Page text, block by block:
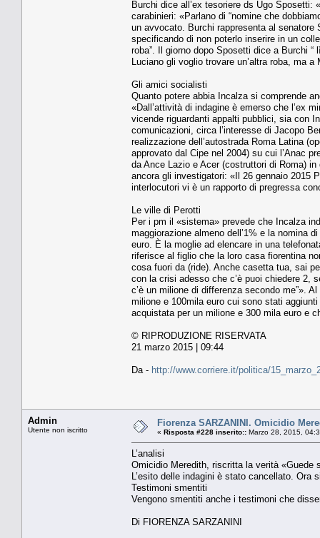
Burchi dice all’ex tesoriere ds Ugo
carabinieri: «Parlano di “nomine che
un avvocato. Burchi rappresenta al senatore
specificando di non poterlo inserire in un
roba”. Il giorno dopo Sposetti dice a Burchi
Luciano gli voglio trovare un’altra roba, ma
Gli amici socialisti
Quanto potere abbia Incalza si comprende
«Dall’attività di indagine è emerso che l’ex
vicende riguardanti appalti pubblici, sia con
comunicazioni, circa l’interesse di Jacopo
realizzazione dell’autostrada Roma Latina
approvato dal Cipe nel 2004) su cui l’Anac
da Ance Lazio e Acer (costruttori di Roma)
ancora gli investigatori: «Il 26 gennaio 2015
interlocutori vi è un rapporto di pregressa
Le ville di Perotti
Per i pm il «sistema» prevede che Incalza
maggiorazione almeno dell’1% e la nomina
euro. È la moglie ad elencare in una
riferisce al figlio che la loro casa fiorentina
cosa fuori da (ride). Anche casetta tua, sai
con la crisi adesso che c’è puoi chiedere 2,
c’è un milione di differenza secondo me”».
milione e 100mila euro cui sono stati
acquistata per un milione e 300 mila euro e
© RIPRODUZIONE RISERVATA
21 marzo 2015 | 09:44
Da - http://www.corriere.it/politica/
Admin
Utente non iscritto
Fiorenza SARZANINI. Omicidio
« Risposta #228 inserito:: Marzo 28, 2015,
L’analisi
Omicidio Meredith, riscritta la verità «Guede
L’esito delle indagini è stato cancellato. Ora
Testimoni smentiti
Vengono smentiti anche i testimoni che
Di FIORENZA SARZANINI